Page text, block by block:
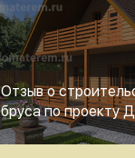
Отзыв о
бруса по проекту